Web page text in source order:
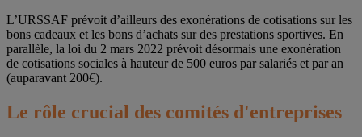
L’URSSAF prévoit d’ailleurs des exonérations de cotisations sur les
bons cadeaux et les bons d’achats sur des prestations sportives. En
parallèle, la loi du 2 mars 2022 prévoit désormais une exonération
de cotisations sociales à hauteur de 500 euros par salariés et par an
(auparavant 200€).
Le rôle crucial des comités d'entreprises